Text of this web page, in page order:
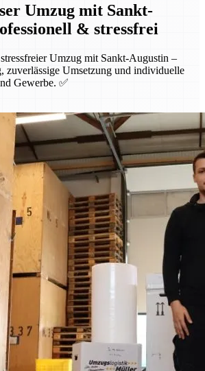
Umzug mit Sankt-
& stressfrei
Umzug mit Sankt-Augustin –
zuverlässige Umsetzung und individuelle
Gewerbe. ✅